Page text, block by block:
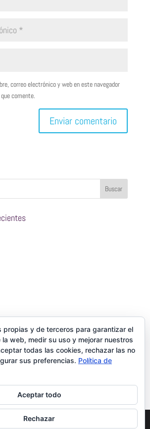
correo electrónico y web en este navegador
comente.
propias y de terceros para garantizar el
web, medir su uso y mejorar nuestros
todas las cookies, rechazar las no
sus preferencias. Política de
Aceptar todo
Rechazar